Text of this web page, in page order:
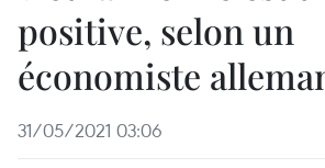
positive, selon un
économiste
31/05/2021 03:06